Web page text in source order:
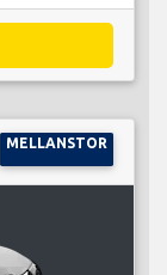
MELLANSTOR